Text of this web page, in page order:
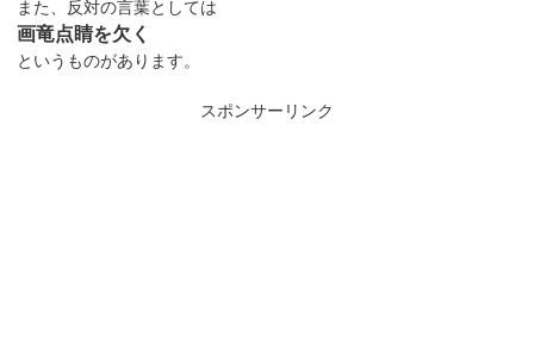
また、反対の言葉としては
画竜点睛を欠く
というものがあります。
スポンサーリンク